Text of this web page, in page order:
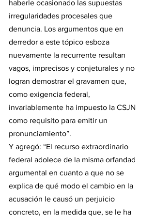
haberle ocasionado las supuestas
irregularidades procesales que
denuncia. Los argumentos que en
derredor a este tópico esboza
nuevamente la recurrente resultan
vagos, imprecisos y conjeturales y no
logran demostrar el gravamen que,
como exigencia federal,
invariablemente ha impuesto la CSJN
como requisito para emitir un
pronunciamiento”.
Y agregó: “El recurso extraordinario
federal adolece de la misma orfandad
argumental en cuanto a que no se
explica de qué modo el cambio en la
acusación le causó un perjuicio
concreto, en la medida que, se le ha